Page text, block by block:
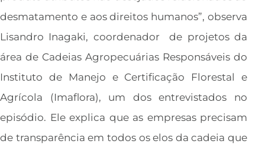
desmatamento e aos direitos humanos”, observa
Lisandro Inagaki, coordenador de projetos da
área de Cadeias Agropecuárias Responsáveis do
Instituto de Manejo e Certificação Florestal e
Agrícola (Imaflora), um dos entrevistados no
episódio. Ele explica que as empresas precisam
de transparência em todos os elos da cadeia que